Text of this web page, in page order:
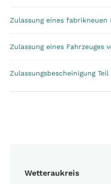
Wetteraukreis
Zulassung eines fabrikneuen
Zulassung eines Fahrzeuges
Zulassungsbescheinigung Teil